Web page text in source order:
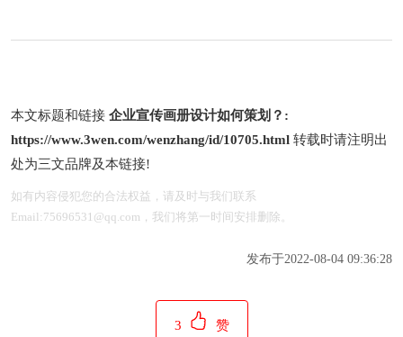
本文标题和链接 企业宣传画册设计如何策划？:
https://www.3wen.com/wenzhang/id/10705.html 转载时请注明出
处为三文品牌及本链接!
如有内容侵犯您的合法权益，请及时与我们联系
Email:75696531@qq.com，我们将第一时间安排删除。
发布于2022-08-04 09:36:28
3 赞